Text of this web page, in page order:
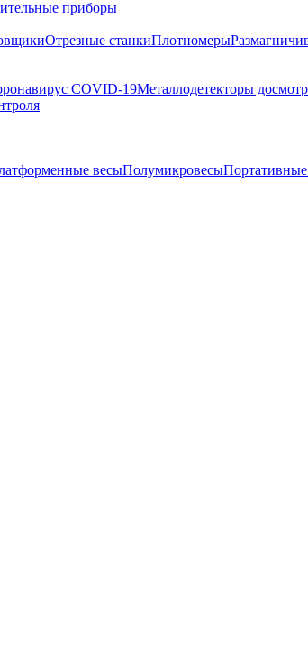
приборы
Отрезные станкиПлотномеры
COVID-19Металлодетекторы
весыПолумикровесы